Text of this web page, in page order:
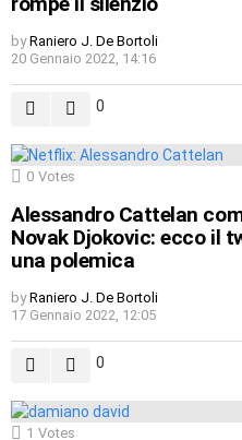
by Raniero J. De Bortoli
20 Gennaio 2022, 14:16
0
0 Votes
Alessandro Cattelan
Novak Djokovic: ecco il
una polemica
by Raniero J. De Bortoli
17 Gennaio 2022, 12:05
0
1 Votes